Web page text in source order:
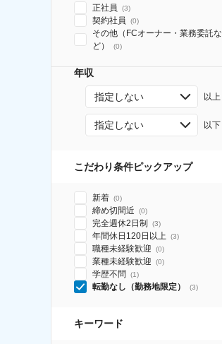
正社員 (3)
契約社員 (0)
その他（FCオーナー・業務委託な
ど）
(0)
年収
指定しない 以上
指定しない 以下
こだわり条件ピックアップ
新着 (0)
締め切間近 (0)
完全週休2日制 (3)
年間休日120日以上 (3)
職種未経験歓迎 (0)
業種未経験歓迎 (0)
学歴不問 (1)
転勤なし（勤務地限定） (3)
キーワード